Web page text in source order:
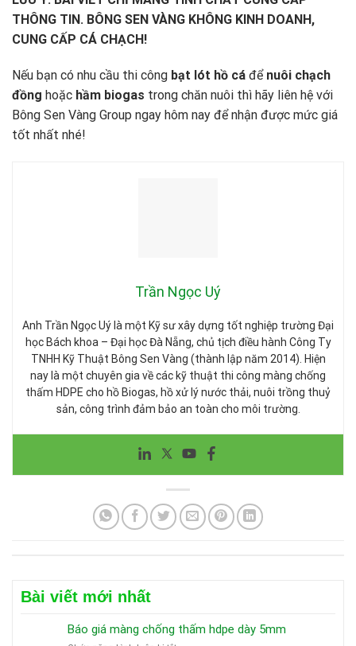
THÔNG TIN. BÔNG SEN VÀNG KHÔNG KINH DOANH,
CUNG CẤP CÁ CHẠCH!
Nếu bạn có nhu cầu thi công bạt lót hồ cá để nuôi chạch
đồng hoặc hầm biogas trong chăn nuôi thì hãy liên hệ với
Bông Sen Vàng Group ngay hôm nay để nhận được mức giá
tốt nhất nhé!
Trần Ngọc Uý
Anh Trần Ngọc Uý là một Kỹ sư xây dựng tốt nghiệp trường Đại
học Bách khoa – Đại học Đà Nẵng, chủ tịch điều hành Công Ty
TNHH Kỹ Thuật Bông Sen Vàng (thành lập năm 2014). Hiện
nay là một chuyên gia về các kỹ thuật thi công màng chống
thấm HDPE cho hồ Biogas, hồ xử lý nước thải, nuôi trồng thuỷ
sản, công trình đảm bảo an toàn cho môi trường.
Bài viết mới nhất
Báo giá màng chống thấm hdpe dày 5mm